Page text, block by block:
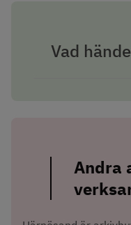
Vad
Andra